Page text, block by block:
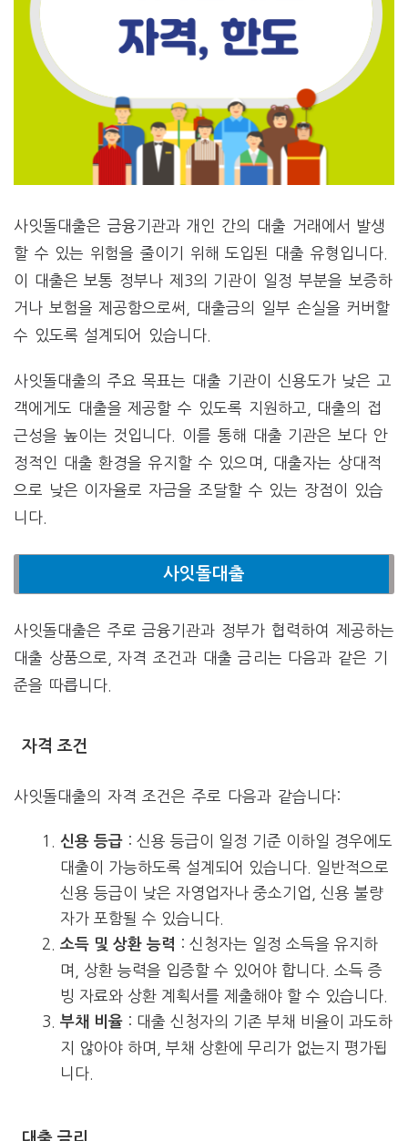
사잇돌대출은 금융기관과 개인 간의 대출 거래에서 발생
할 수 있는 위험을 줄이기 위해 도입된 대출 유형입니다.
이 대출은 보통 정부나 제3의 기관이 일정 부분을 보증하
거나 보험을 제공함으로써, 대출금의 일부 손실을 커버할
수 있도록 설계되어 있습니다.
사잇돌대출의 주요 목표는 대출 기관이 신용도가 낮은 고
객에게도 대출을 제공할 수 있도록 지원하고, 대출의 접
근성을 높이는 것입니다. 이를 통해 대출 기관은 보다 안
정적인 대출 환경을 유지할 수 있으며, 대출자는 상대적
으로 낮은 이자율로 자금을 조달할 수 있는 장점이 있습
니다.
사잇돌대출
사잇돌대출은 주로 금융기관과 정부가 협력하여 제공하는
대출 상품으로, 자격 조건과 대출 금리는 다음과 같은 기
준을 따릅니다.
자격 조건
사잇돌대출의 자격 조건은 주로 다음과 같습니다:
신용 등급 : 신용 등급이 일정 기준 이하일 경우에도
대출이 가능하도록 설계되어 있습니다. 일반적으로
신용 등급이 낮은 자영업자나 중소기업, 신용 불량
자가 포함될 수 있습니다.
소득 및 상환 능력 : 신청자는 일정 소득을 유지하
며, 상환 능력을 입증할 수 있어야 합니다. 소득 증
빙 자료와 상환 계획서를 제출해야 할 수 있습니다.
부채 비율 : 대출 신청자의 기존 부채 비율이 과도하
지 않아야 하며, 부채 상환에 무리가 없는지 평가됩
니다.